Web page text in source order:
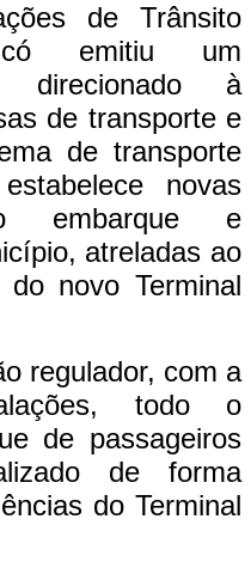
de Trânsito
emitiu um
direcionado à
de transporte e
de transporte
novas
embarque e
atreladas ao
novo Terminal
regulador, com a
todo o
de passageiros
de forma
do Terminal